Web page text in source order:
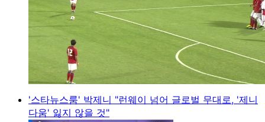
'스타뉴스룸' 박제니 "런웨이 넘어 글로벌 무대로, '제니
다움' 잃지 않을 것"